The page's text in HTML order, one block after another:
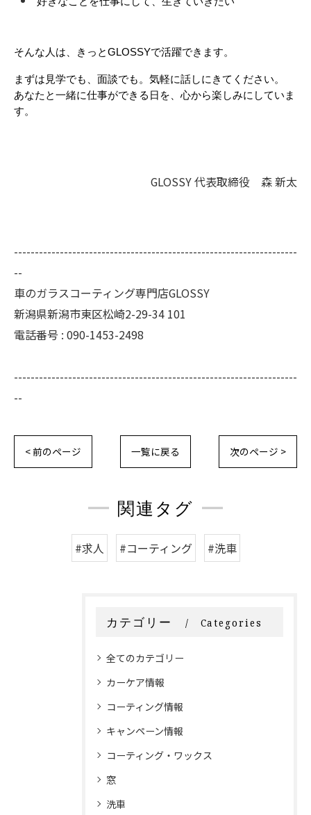
そんな人は、きっとGLOSSYで活躍できます。
まずは見学でも、面談でも。気軽に話しにきてください。
あなたと一緒に仕事ができる日を、心から楽しみにしていま
す。
GLOSSY 代表取締役 森 新太
--------------------------------------------------------------------
--
車のガラスコーティング専門店GLOSSY
新潟県新潟市東区松崎2-29-34 101
電話番号 : 090-1453-2498
--------------------------------------------------------------------
--
< 前のページ 一覧に戻る 次のページ >
関連タグ
#求人 #コーティング #洗車
カテゴリー Categories
全てのカテゴリー
カーケア情報
コーティング情報
キャンペーン情報
コーティング・ワックス
窓
洗車